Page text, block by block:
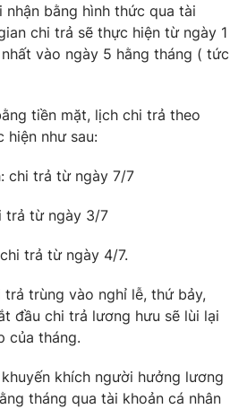
Podcast
Shorts video
VTV Thể thao
Tấm lòng Việt
Vươn mình bằng AI
VTV8
bằng hình thức qua tài
chi trả sẽ thực hiện từ ngày 1
vào ngày 5 hằng tháng ( tức
tiền mặt, lịch chi trả theo
như sau:
chi trả từ ngày 7/7
trả từ ngày 3/7
trả từ ngày 4/7.
trùng vào nghỉ lễ, thứ bảy,
đầu chi trả lương hưu sẽ lùi lại
của tháng.
khuyến khích người hưởng lương
tháng qua tài khoản cá nhân